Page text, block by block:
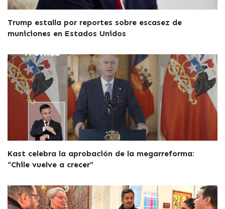
Trump estalla por reportes sobre escasez de
municiones en Estados Unidos
Kast celebra la aprobación de la megarreforma:
“Chile vuelve a crecer”